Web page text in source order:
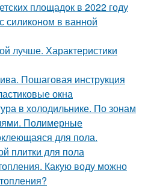
площадок в 2022 году
силиконом в ванной
лучше. Характеристики
Пошаговая инструкция
окна
в холодильнике. По зонам
Полимерные
для пола.
плитки для пола
Какую воду можно